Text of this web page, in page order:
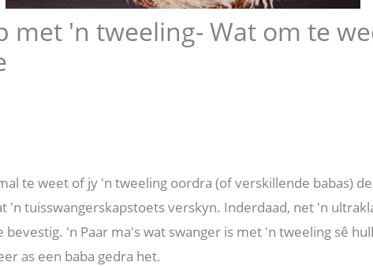
met 'n tweeling- Wat om te
te weet of jy 'n tweeling oordra (of verskillende babas)
'n tuisswangerskapstoets verskyn. Inderdaad, net 'n
bevestig. 'n Paar ma's wat swanger is met 'n tweeling sê
as een baba gedra het.